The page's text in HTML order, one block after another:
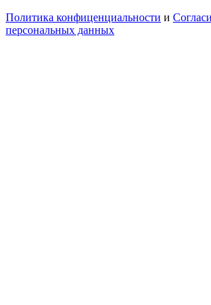
Политика конфиценциальности и
персональных данных